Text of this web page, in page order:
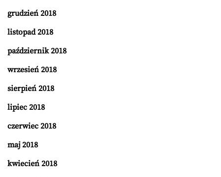
grudzień 2018
listopad 2018
październik 2018
wrzesień 2018
sierpień 2018
lipiec 2018
czerwiec 2018
maj 2018
kwiecień 2018